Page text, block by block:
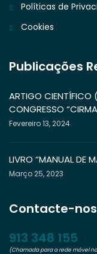
Políticas de
Cookies
Publicações
ARTIGO CIENTÍFICO
CONGRESSO
Fevereiro 13, 2024
LIVRO “MANUAL DE
Março 25, 2023
Contacte-nos
913 348 155
(Chamada para a rede móvel